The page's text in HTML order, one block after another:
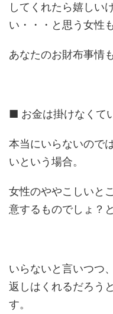
してくれたら嬉しい
い・・・と思う女性
あなたのお財布事情
■ お金は掛けなくて
本当にいらないので
いという場合。
女性のややこしいと
意するものでしょ？
いらないと言いつつ
返しはくれるだろう
す。